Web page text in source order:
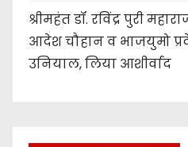
श्रीमहंत डॉ. रविंद्र पुरी
आदेश चौहान व भाजयुमो
उनियाल, लिया आशीर्वाद